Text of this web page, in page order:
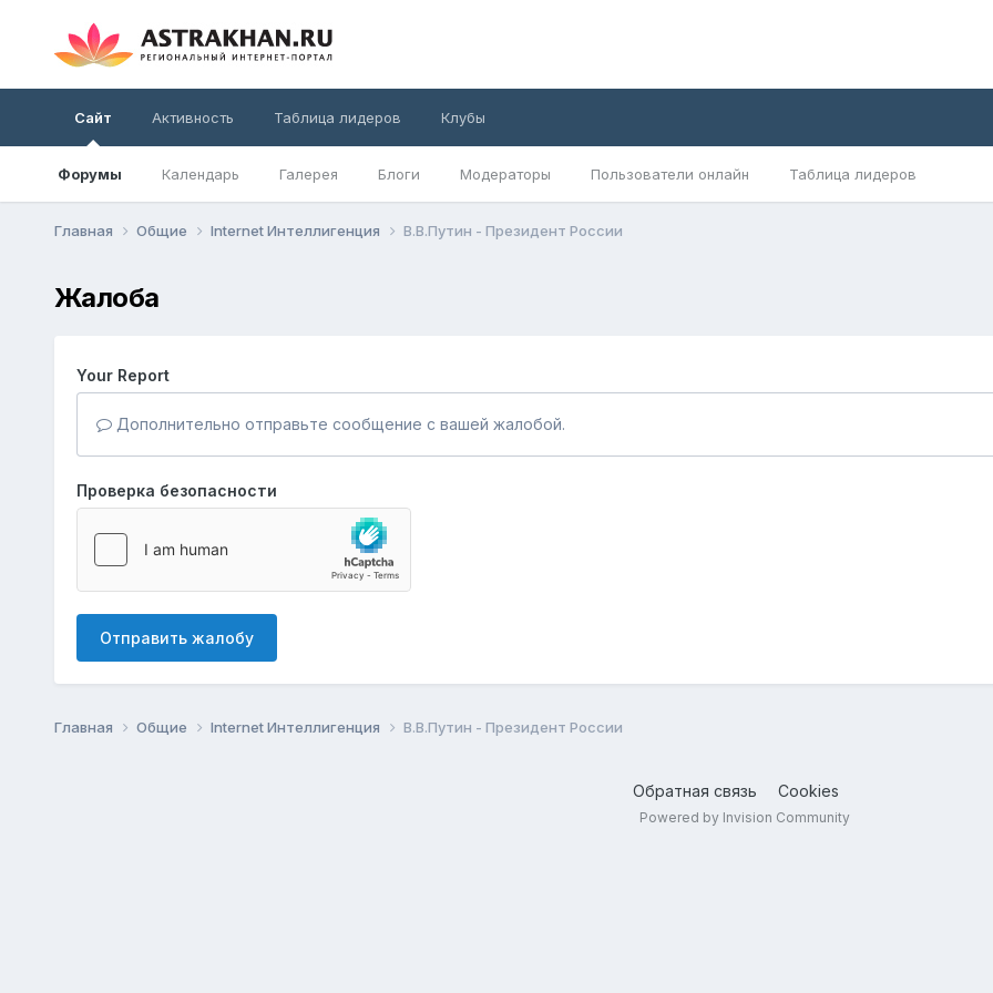
Сайт
Форумы Календарь Галерея Блоги Модераторы Пользователи онлайн Таблица лидеров
Активность Таблица лидеров Клубы
Главная Общие Internet Интеллигенция В.В.Путин - Президент России
Жалоба
Your Report
Дополнительно отправьте сообщение с вашей жалобой.
Проверка безопасности
Отправить жалобу
Главная Общие Internet Интеллигенция В.В.Путин - Президент России
Обратная связь Cookies
Powered by Invision Community